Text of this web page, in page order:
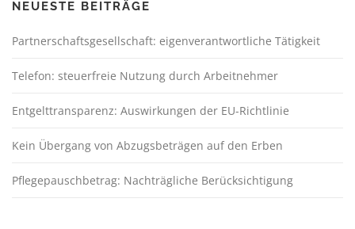
NEUESTE BEITRÄGE
Partnerschaftsgesellschaft: eigenverantwortliche Tätigkeit
Telefon: steuerfreie Nutzung durch Arbeitnehmer
Entgelttransparenz: Auswirkungen der EU-Richtlinie
Kein Übergang von Abzugsbeträgen auf den Erben
Pflegepauschbetrag: Nachträgliche Berücksichtigung